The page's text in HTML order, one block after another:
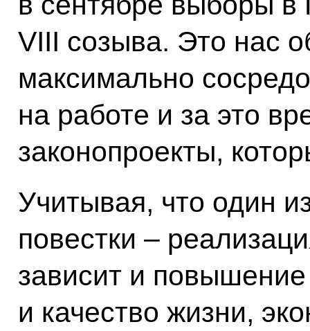
VIII созыва. Это нас
максимально
на работе и за это
законопроекты,
Учитывая, что один
повестки –
зависит и
и качество жизни,